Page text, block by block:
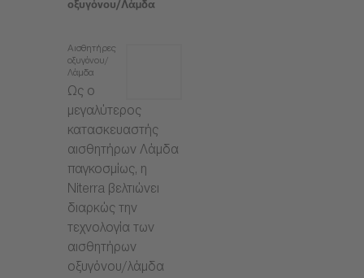
οξυγόνου/Λάμδα
Αισθητήρες
οξυγόνου/
Λάμδα
Ως ο
μεγαλύτερος
κατασκευαστής
αισθητήρων Λάμδα
παγκοσμίως, η
Niterra βελτιώνει
διαρκώς την
τεχνολογία των
αισθητήρων
οξυγόνου/λάμδα